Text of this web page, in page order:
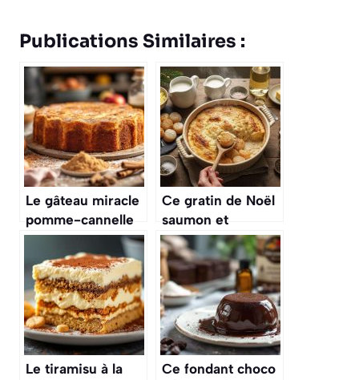
Publications Similaires :
Le gâteau miracle
pomme-cannelle
qui fait l’unanimité
Ce gratin de Noël
saumon et
Saint‑Jacques fera
l’unanimité :
onctueux,
savoureux, et
parfait pour un
dîner festif
Le tiramisu à la
Ce fondant choco